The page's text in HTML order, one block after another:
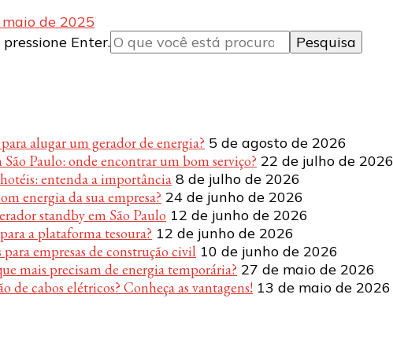
de 2025
Enter.
alugar um gerador de energia? 5 de agosto de 2026
São Paulo: onde encontrar um bom serviço? 22 de julho de 2026
entenda a importância 8 de julho de 2026
energia da sua empresa? 24 de junho de 2026
standby em São Paulo 12 de junho de 2026
a plataforma tesoura? 12 de junho de 2026
empresas de construção civil 10 de junho de 2026
mais precisam de energia temporária? 27 de maio de 2026
de cabos elétricos? Conheça as vantagens! 13 de maio de 2026